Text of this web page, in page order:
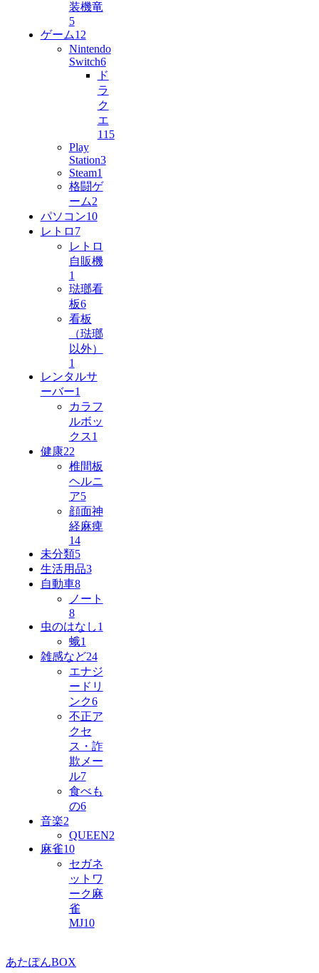
装機竜
5
ゲーム12
Nintendo
Switch6
ド
ラ
ク
エ
11 5
Play
Station3
Steam1
格闘ゲ
ーム2
パソコン10
レトロ 7
レトロ
自販機
1
琺瑯看
板6
看板
（琺瑯
以外）
1
レンタルサ
ーバー1
カラフ
ルボッ
クス1
健康22
椎間板
ヘルニ
ア5
顔面神
経麻痺
14
未分類5
生活用品3
自動車8
ノート
8
虫のはなし1
蛾1
雑感など24
エナジ
ードリ
ンク6
不正ア
クセ
ス・詐
欺メー
ル7
食べも
の6
音楽2
QUEEN2
麻雀10
セガネ
ットワ
ーク麻
雀
MJ10
あたぽんBOX